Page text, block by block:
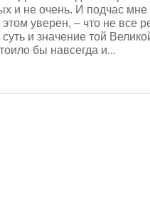
и не очень. И подчас мне
уверен, – что не все
и значение той
бы навсегда и...